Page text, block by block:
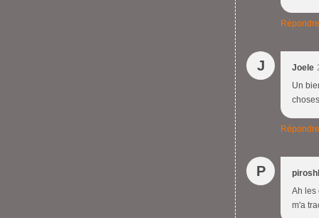
Répondre
J Joele
Un
Répondre
P
Ah les
m'a